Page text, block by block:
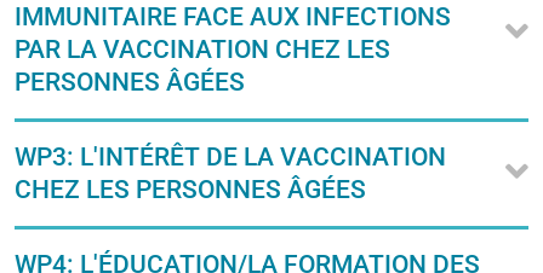
IMMUNITAIRE FACE AUX INFECTIONS
PAR LA VACCINATION CHEZ LES
PERSONNES ÂGÉES
WP3: L'INTÉRÊT DE LA VACCINATION
CHEZ LES PERSONNES ÂGÉES
WP4: L'ÉDUCATION/LA FORMATION DES